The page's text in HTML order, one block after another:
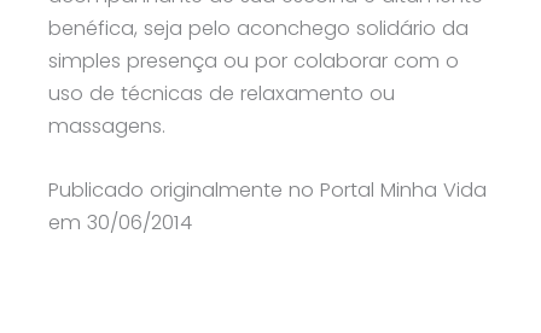
benéfica, seja pelo aconchego solidário da
simples presença ou por colaborar com o
uso de técnicas de relaxamento ou
massagens.
Publicado originalmente no Portal Minha Vida
em 30/06/2014